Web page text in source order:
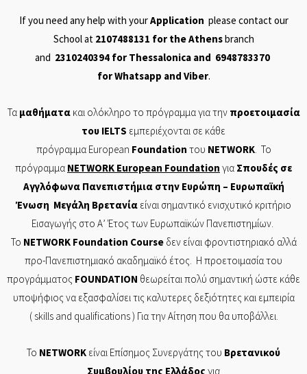
If you need any help with yourApplication please contact our
School at 2107488131 for the Athensbranch
and 2310240394 for Thessalonica and 6948783370
forWhatsapp and Viber.
Τα μαθήματα και ολόκληρο το πρόγραμμα για την προετοιμασία
του IELTS εμπεριέχονται σε κάθε
πρόγραμμαEuropean Foundation του NETWORK. Το
πρόγραμμα NETWORK European Foundation για Σπουδές σε
Αγγλόφωνα Πανεπιστήμια στην Ευρώπη – Ευρωπαϊκή
Ένωση Μεγάλη Βρετανία είναι σημαντικό ενισχυτικό κριτήριο
Εισαγωγής στο Α’ Έτος των Ευρωπαϊκών Πανεπιστημίων.
Το NETWORK Foundation Course δεν είναι φροντιστηριακό αλλά
προ-Πανεπιστημιακό ακαδημαϊκό έτος. Η προετοιμασία του
προγράμματος FOUNDATION θεωρείται πολύ σημαντική ώστε κάθε
υποψήφιος να εξασφαλίσει τις καλυτερες δεξιότητες και εμπειρία
( skills and qualifications) Για την Αίτηση που θα υποβάλλει.
Το NETWORK είναι Επίσημος Συνεργάτης του Βρετανικού
Συμβουλίου της Ελλάδος για